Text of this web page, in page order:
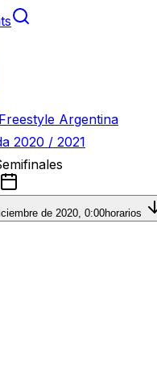
Argentina
2020 / 2021
de 2020, 0:00horarios